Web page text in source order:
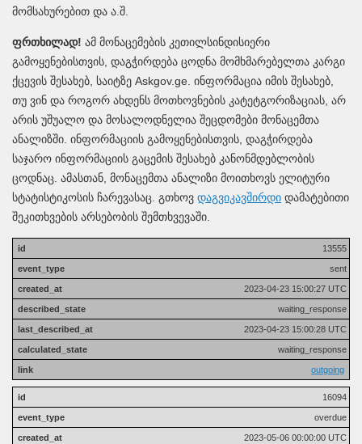
მომსახურებით და ა.შ.
ფრთხილად! ამ მონაცემების კეთილსინდისიერი
გამოყენებისთვის, დაგჭირდება ცოდნა მომხმარებელთა კარგი
ქცევის შესახებ, საიტზე Askgov.ge. ინფორმაცია იმის შესახებ,
თუ ვინ და როგორ ახდენს მოთხოვნების კატეტგორიზაციას, არ
არის უშუალო და მოსალოდნელია შეცდომები მონაცემთა
ანალიზში. ინფორმაციის გამოყენებისთვის, დაგჭირდება
საჯარო ინფორმაციის გაცემის შესახებ კანონმდებლობის
ცოდნაც. ამასთან, მონაცემთა ანალიზი მოითხოვს ელიტური
სტატისტიკოსის ჩარევასაც. გთხოვ დაგვიკავშირდი დამატებითი
შეკითხვების არსებობის შემთხვევაში.
13555
sent
2023-04-23 15:00:27 UTC
waiting_response
2023-04-23 15:00:28 UTC
waiting_response
outgoing
16094
overdue
2023-05-06 00:00:00 UTC